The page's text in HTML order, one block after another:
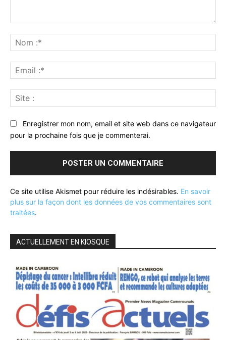
:*
:*
:
Enregistrer mon nom, email et site web dans ce navigateur
pour la prochaine fois que je commenterai.
Ce site utilise Akismet pour réduire les indésirables. En savoir
plus sur la façon dont les données de vos commentaires sont
traitées.
ACTUELLEMENT EN KIOSQUE